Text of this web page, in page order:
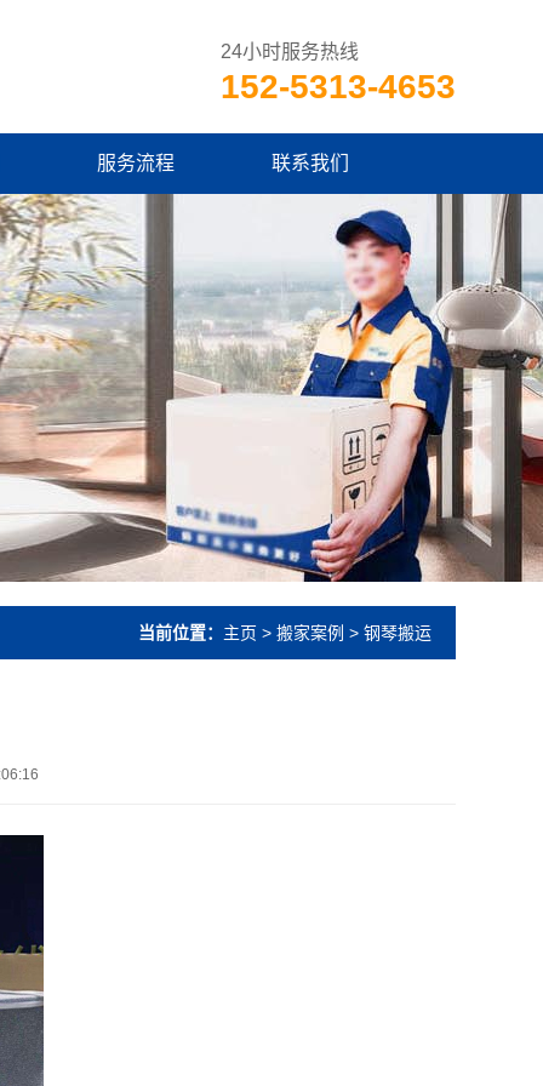
24小时服务热线
152-5313-4653
服务流程 联系我们
当前位置： 主页 > 搬家案例 > 钢琴搬运